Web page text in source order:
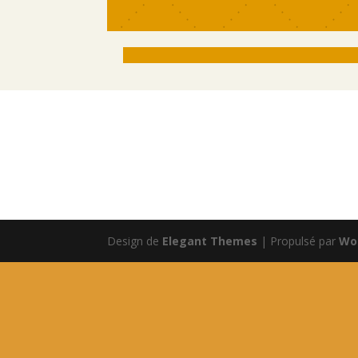
Design de Elegant Themes | Propulsé par